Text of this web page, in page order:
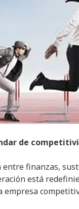
de
entre finanzas,
está
empresa